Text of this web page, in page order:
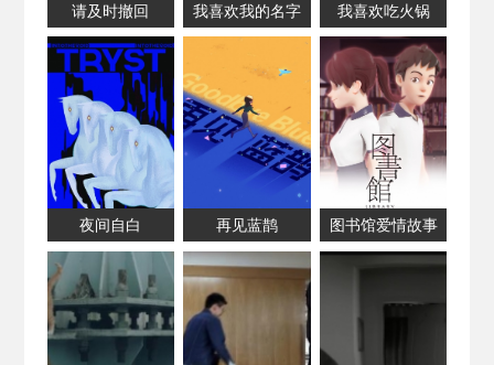
请及时撤回 我喜欢我的名字 我喜欢吃火锅
夜间自白 再见蓝鹊 图书馆爱情故事